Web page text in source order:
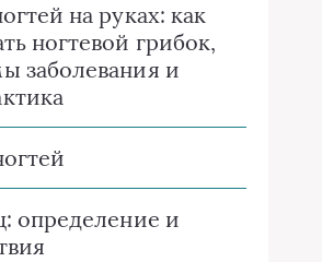
на руках: как
ногтевой грибок,
заболевания и
определение и